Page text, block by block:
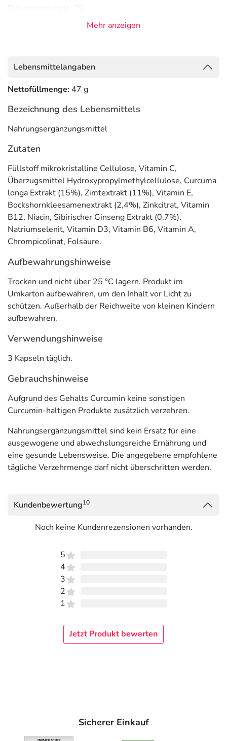
hinterlegt. (oben)
Mehr anzeigen
Lebensmittelangaben
Nettofüllmenge: 47 g
Bezeichnung des Lebensmittels
Nahrungsergänzungsmittel
Zutaten
Füllstoff mikrokristalline Cellulose, Vitamin C,
Überzugsmittel Hydroxypropylmethylcellulose, Curcuma
longa Extrakt (15%), Zimtextrakt (11%), Vitamin E,
Bockshornkleesamenextrakt (2,4%), Zinkcitrat, Vitamin
B12, Niacin, Sibirischer Ginseng Extrakt (0,7%),
Natriumselenit, Vitamin D3, Vitamin B6, Vitamin A,
Chrompicolinat, Folsäure.
Aufbewahrungshinweise
Trocken und nicht über 25 °C lagern. Produkt im
Umkarton aufbewahren, um den Inhalt vor Licht zu
schützen. Außerhalb der Reichweite von kleinen Kindern
aufbewahren.
Verwendungshinweise
3 Kapseln täglich.
Gebrauchshinweise
Aufgrund des Gehalts Curcumin keine sonstigen
Curcumin-haltigen Produkte zusätzlich verzehren.
Nahrungsergänzungsmittel sind kein Ersatz für eine
ausgewogene und abwechslungsreiche Ernährung und
eine gesunde Lebensweise. Die angegebene empfohlene
tägliche Verzehrmenge darf nicht überschritten werden.
Kundenbewertung10
Noch keine Kundenrezensionen vorhanden.
5
4
3
2
1
Jetzt Produkt bewerten
Sicherer Einkauf